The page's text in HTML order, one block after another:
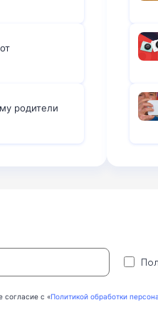
родители
согласие с «Политикой обработки